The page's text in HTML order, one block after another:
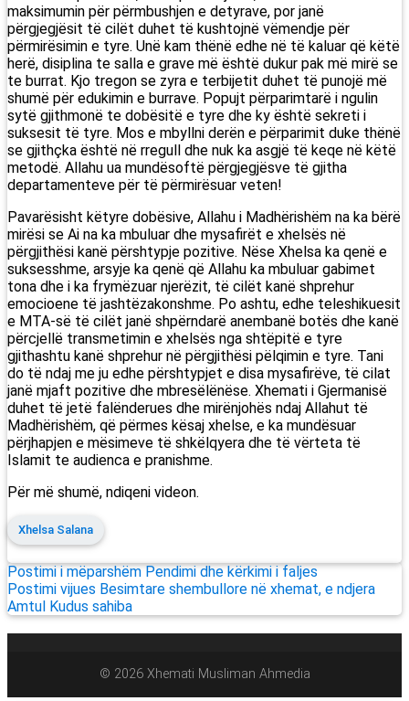
maksimumin për përmbushjen e detyrave, por janë
përgjegjësit të cilët duhet të kushtojnë vëmendje për
përmirësimin e tyre. Unë kam thënë edhe në të kaluar që këtë
herë, disiplina te salla e grave më është dukur pak më mirë se
te burrat. Kjo tregon se zyra e terbijetit duhet të punojë më
shumë për edukimin e burrave. Popujt përparimtarë i ngulin
sytë gjithmonë te dobësitë e tyre dhe ky është sekreti i
suksesit të tyre. Mos e mbyllni derën e përparimit duke thënë
se gjithçka është në rregull dhe nuk ka asgjë të keqe në këtë
metodë. Allahu ua mundësoftë përgjegjësve të gjitha
departamenteve për të përmirësuar veten!
Pavarësisht këtyre dobësive, Allahu i Madhërishëm na ka bërë
mirësi se Ai na ka mbuluar dhe mysafirët e xhelsës në
përgjithësi kanë përshtypje pozitive. Nëse Xhelsa ka qenë e
suksesshme, arsyje ka qenë që Allahu ka mbuluar gabimet
tona dhe i ka frymëzuar njerëzit, të cilët kanë shprehur
emocioene të jashtëzakonshme. Po ashtu, edhe teleshikuesit
e MTA-së të cilët janë shpërndarë anembanë botës dhe kanë
përcjellë transmetimin e xhelsës nga shtëpitë e tyre
gjithashtu kanë shprehur në përgjithësi pëlqimin e tyre. Tani
do të ndaj me ju edhe përshtypjet e disa mysafirëve, të cilat
janë mjaft pozitive dhe mbresëlënëse. Xhemati i Gjermanisë
duhet të jetë falënderues dhe mirënjohës ndaj Allahut të
Madhërishëm, që përmes kësaj xhelse, e ka mundësuar
përjhapjen e mësimeve të shkëlqyera dhe të vërteta të
Islamit te audienca e pranishme.
Për më shumë, ndiqeni videon.
Xhelsa Salana
Postimi i mëparshëm Pendimi dhe kërkimi i faljes
Postimi vijues Besimtare shembullore në xhemat, e ndjera
Amtul Kudus sahiba
© 2026 Xhemati Musliman Ahmedia